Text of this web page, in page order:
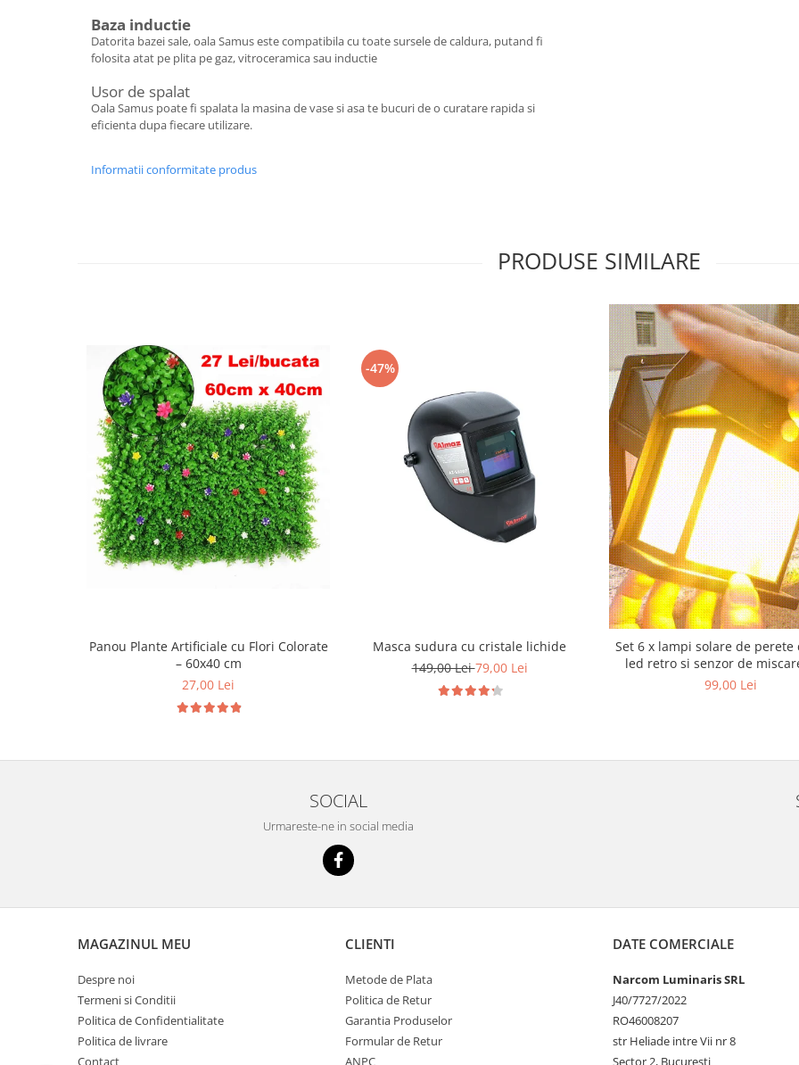
Baza inductie
Datorita bazei sale, oala Samus este compatibila cu toate sursele de caldura, putand fi
folosita atat pe plita pe gaz, vitroceramica sau inductie
Usor de spalat
Oala Samus poate fi spalata la masina de vase si asa te bucuri de o curatare rapida si
eficienta dupa fiecare utilizare.
Informatii conformitate produs
PRODUSE SIMILARE
Panou Plante Artificiale cu Flori Colorate
– 60x40 cm
27,00 Lei
-47%
Masca sudura cu cristale lichide
149,00 Lei79,00 Lei
Set 6 x lampi solare de perete
led retro si senzor de
99,00 Lei
SOCIAL
Urmareste-ne in social media
MAGAZINUL MEU
Despre noi
Termeni si Conditii
Politica de Confidentialitate
Politica de livrare
Contact
CLIENTI
Metode de Plata
Politica de Retur
Garantia Produselor
Formular de Retur
ANPC
DATE COMERCIALE
Narcom Luminaris SRL
J40/7727/2022
RO46008207
str Heliade intre Vii nr 8
Sector 2, Bucuresti